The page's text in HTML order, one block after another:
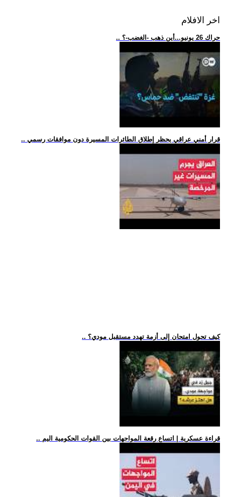
اخر الافلام
.. حراك 26 يونيو...أين ذهب -الغضب-؟
.. قرار أمني عراقي يحظر إطلاق الطائرات المسيرة دون موافقات رسمي
.. كيف تحول امتحان إلى أزمة تهدد مستقبل مودي؟
.. قراءة عسكرية | اتساع رقعة المواجهات بين القوات الحكومية اليم